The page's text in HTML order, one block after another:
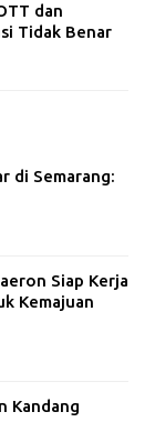
dan
Tidak Benar
di Semarang:
Siap Kerja
Kemajuan
Kandang